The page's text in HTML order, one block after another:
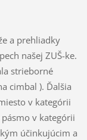
a prehliadky
našej ZUŠ-ke.
strieborné
cimbal ). Ďalšia
v kategórii
v kategórii
účinkujúcim a